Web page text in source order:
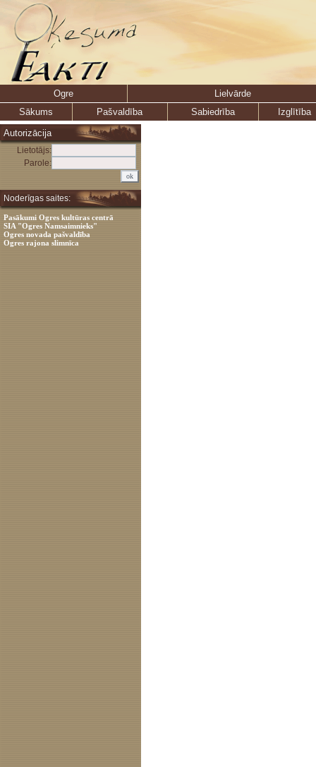
Ogre
Lielvārde
Sākums
Pašvaldība Sabiedrība
Izglītība
Autorizācija
Lietotājs:
Parole:
Noderīgas saites:
Pasākumi Ogres kultūras centrā
SIA "Ogres Namsaimnieks"
Ogres novada pašvaldība
Ogres rajona slimnīca